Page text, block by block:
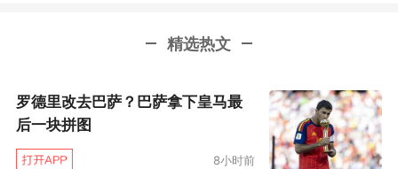
精选热文
罗德里改去巴萨？巴萨拿下皇马最
后一块拼图
8小时前